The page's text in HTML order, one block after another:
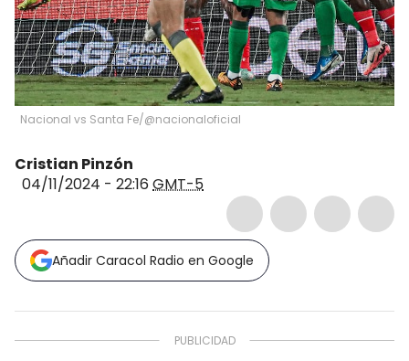
Nacional vs Santa Fe/@nacionaloficial
Cristian Pinzón
04/11/2024 - 22:16 GMT-5
Añadir Caracol Radio en Google